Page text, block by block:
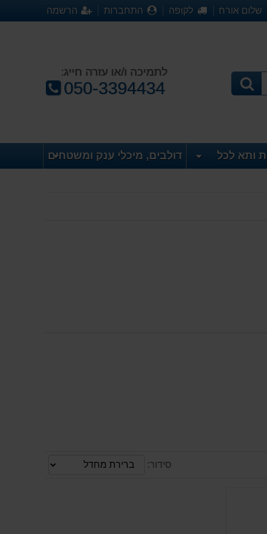
שלום אורח לקופה התחברות הרשמה
לתמיכה ו/או עזרה חייג:
טלפון:
050-3394434
ותא לכל דולבים, מיכלי ענק ומשטחים
סידור: